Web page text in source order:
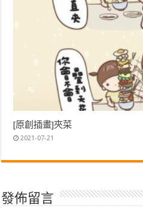
[原創插畫]夾菜
2021-07-21
發佈留言